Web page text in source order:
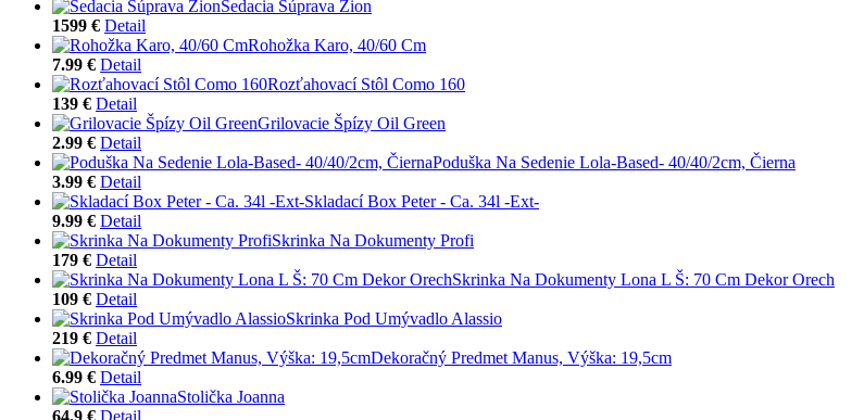
Sedacia Súprava Zion
1599 € Detail
Rohožka Karo, 40/60 Cm
7.99 € Detail
Rozťahovací Stôl Como 160
139 € Detail
Grilovacie Špízy Oil Green
2.99 € Detail
Poduška Na Sedenie Lola-Based- 40/40/2cm, Čierna
3.99 € Detail
Skladací Box Peter - Ca. 34l -Ext-
9.99 € Detail
Skrinka Na Dokumenty Profi
179 € Detail
Skrinka Na Dokumenty Lona L Š: 70 Cm Dekor Orech
109 € Detail
Skrinka Pod Umývadlo Alassio
219 € Detail
Dekoračný Predmet Manus, Výška: 19,5cm
6.99 € Detail
Stolička Joanna
64.9 € Detail